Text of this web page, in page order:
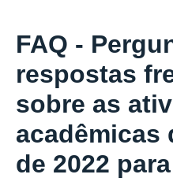
FAQ -
respostas
sobre as
acadêmicas
de 2022